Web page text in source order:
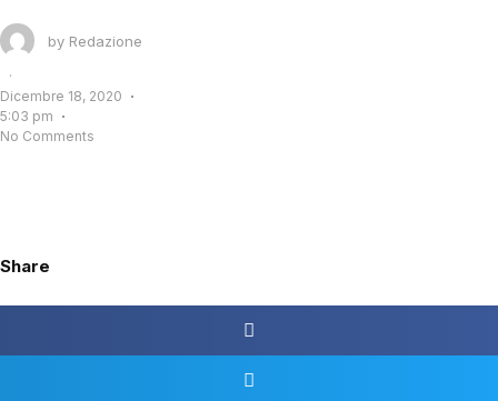
by Redazione
·
Dicembre 18, 2020
5:03 pm
No Comments
Share